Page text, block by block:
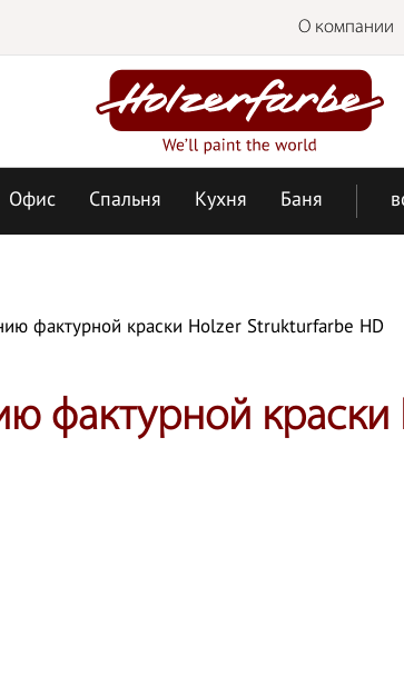
О компании
Офис Спальня Кухня Баня
фактурной краски Holzer Strukturfarbe HD
фактурной